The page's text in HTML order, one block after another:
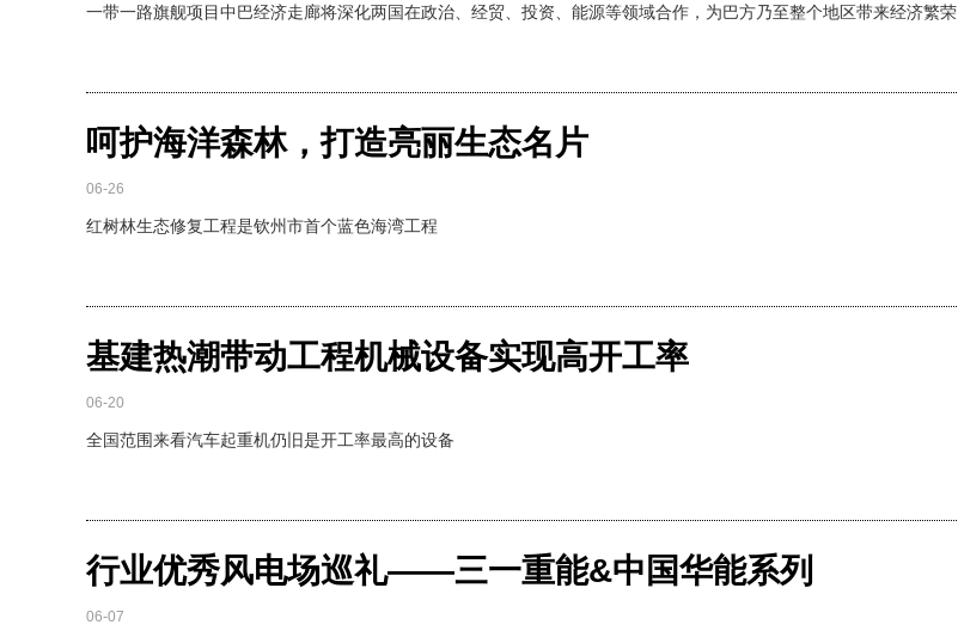
一带一路旗舰项目中巴经济走廊将深化两国在政治、经贸、投资、能源等领域合作，为巴方乃至整个地区带来经济繁荣
呵护海洋森林，打造亮丽生态名片
06-26
红树林生态修复工程是钦州市首个蓝色海湾工程
基建热潮带动工程机械设备实现高开工率
06-20
全国范围来看汽车起重机仍旧是开工率最高的设备
行业优秀风电场巡礼——三一重能&中国华能系列
06-07